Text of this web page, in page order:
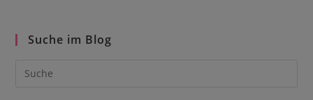
Suche im Blog